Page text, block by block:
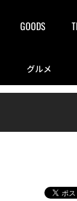
GOODS
グルメ